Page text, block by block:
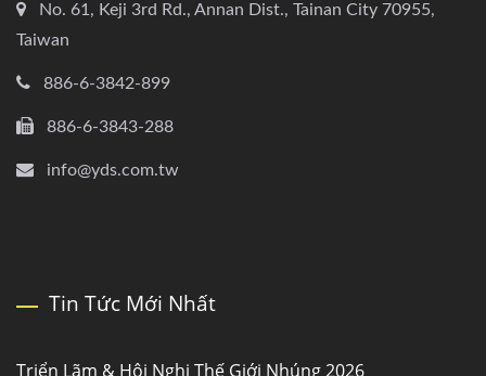
No. 61, Keji 3rd Rd., Annan Dist., Tainan City 70955,
Taiwan
886-6-3842-899
886-6-3843-288
info@yds.com.tw
Tin Tức Mới Nhất
Triển Lãm & Hội Nghị Thế Giới Nhúng 2026